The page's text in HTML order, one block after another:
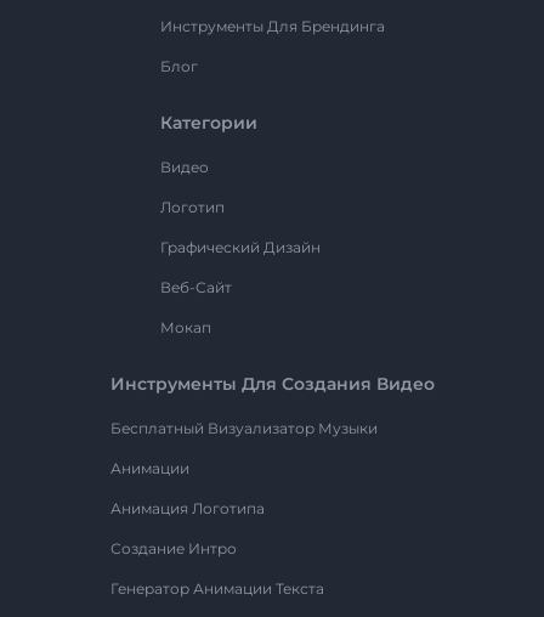
Инструменты Для Брендинга
Блог
Категории
Видео
Логотип
Графический Дизайн
Веб-Сайт
Мокап
Инструменты Для Создания Видео
Бесплатный Визуализатор Музыки
Анимации
Анимация Логотипа
Создание Интро
Генератор Анимации Текста